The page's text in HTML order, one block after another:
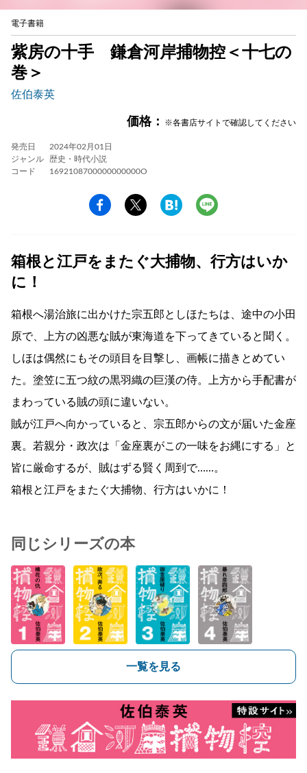
電子書籍
紫房の十手 鎌倉河岸捕物控＜十七の
巻＞
佐伯泰英
価格： ※各書店サイトで確認してください
発売日
2024年02月01日
ジャンル
歴史・時代小説
コード
1692108700000000000O
箱根と江戸をまたぐ大捕物、行方はいか
に！
箱根へ湯治旅に出かけた宗五郎としほたちは、途中の小田
原で、上方の凶悪な賊が東海道を下ってきていると聞く。
しほは偶然にもその頭目を目撃し、画帳に描きとめてい
た。塗笠に五つ紋の黒羽織の巨漢の侍。上方から手配書が
まわっている賊の頭に違いない。
賊が江戸へ向かっていると、宗五郎からの文が届いた金座
裏。若親分・政次は「金座裏がこの一味をお縄にする」と
皆に厳命するが、賊はずる賢く周到で……。
箱根と江戸をまたぐ大捕物、行方はいかに！
同じシリーズの本
一覧を見る